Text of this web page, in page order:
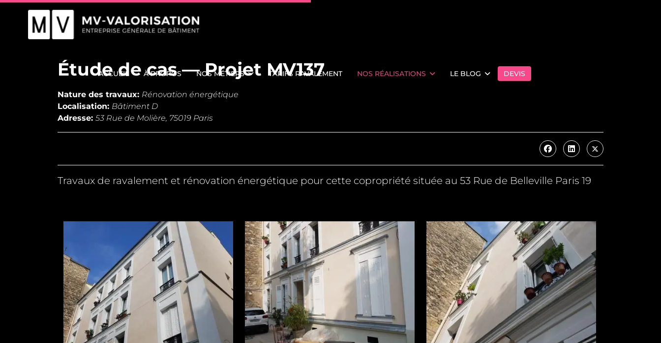
ACCUEIL À PROPOS NOS MÉTIERS TARIFS RAVALEMENT NOS RÉALISATIONS LE BLOG DEVIS
Étude de cas — Projet MV137
Nature des travaux: Rénovation énergétique
Localisation: Bâtiment D
Adresse: 53 Rue de Molière, 75019 Paris
Travaux de ravalement et rénovation énergétique pour cette copropriété située au 53 Rue de Belleville Paris 19